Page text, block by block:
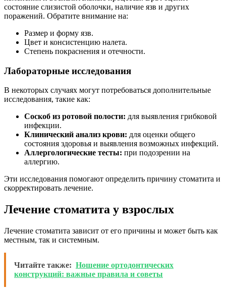
состояние слизистой оболочки, наличие язв и других
поражений. Обратите внимание на:
Размер и форму язв.
Цвет и консистенцию налета.
Степень покраснения и отечности.
Лабораторные исследования
В некоторых случаях могут потребоваться дополнительные
исследования, такие как:
Соскоб из ротовой полости: для выявления грибковой
инфекции.
Клинический анализ крови: для оценки общего
состояния здоровья и выявления возможных инфекций.
Аллергологические тесты: при подозрении на
аллергию.
Эти исследования помогают определить причину стоматита и
скорректировать лечение.
Лечение стоматита у взрослых
Лечение стоматита зависит от его причины и может быть как
местным, так и системным.
Читайте также: Ношение ортодонтических
конструкций: важные правила и советы